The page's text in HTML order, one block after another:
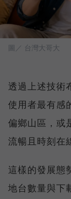
圖／ 台灣大哥大
透過上述技術
使用者最有感
偏鄉山區，或
流暢且時刻在
這樣的發展態
地台數量與下